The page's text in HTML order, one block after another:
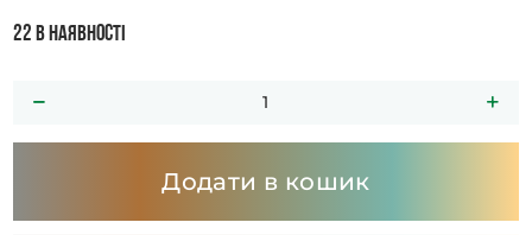
22 в наявності
Додати в кошик